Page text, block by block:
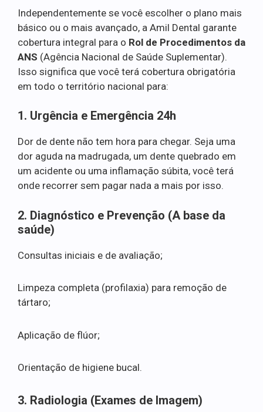
Independentemente se você escolher o plano mais
básico ou o mais avançado, a Amil Dental garante
cobertura integral para o Rol de Procedimentos da
ANS (Agência Nacional de Saúde Suplementar).
Isso significa que você terá cobertura obrigatória
em todo o território nacional para:
1. Urgência e Emergência 24h
Dor de dente não tem hora para chegar. Seja uma
dor aguda na madrugada, um dente quebrado em
um acidente ou uma inflamação súbita, você terá
onde recorrer sem pagar nada a mais por isso.
2. Diagnóstico e Prevenção (A base da
saúde)
Consultas iniciais e de avaliação;
Limpeza completa (profilaxia) para remoção de
tártaro;
Aplicação de flúor;
Orientação de higiene bucal.
3. Radiologia (Exames de Imagem)